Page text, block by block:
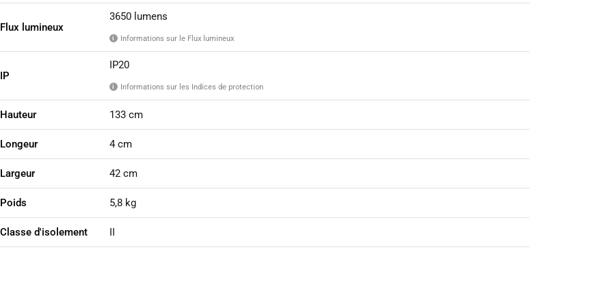
Flux lumineux
3650 lumens
i Informations sur le Flux lumineux
IP
IP20
i Informations sur les Indices de protection
Hauteur 133 cm
Longeur 4 cm
Largeur 42 cm
Poids 5,8 kg
Classe d'isolement II